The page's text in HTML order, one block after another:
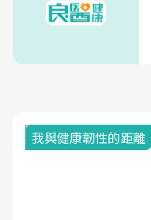
我與健康韌性的距離